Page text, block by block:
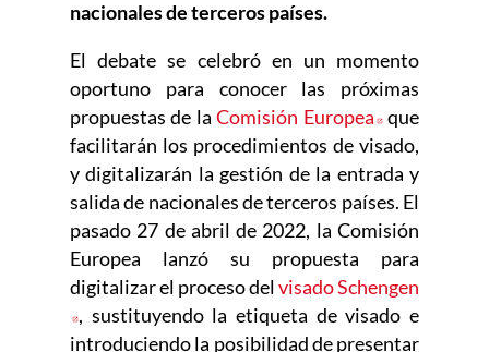
nacionales de terceros países.
El debate se celebró en un momento
oportuno para conocer las próximas
propuestas de laComisión Europea Abre en
que
facilitarán los procedimientos de visado,
y digitalizarán la gestión de la entrada y
salida de nacionales de terceros países. El
pasado 27 de abril de 2022, la Comisión
Europea lanzó su propuesta para
digitalizar el proceso delvisado Schengen
Abre en nueva ventana
, sustituyendo la etiqueta de visado e
introduciendo la posibilidad de presentar